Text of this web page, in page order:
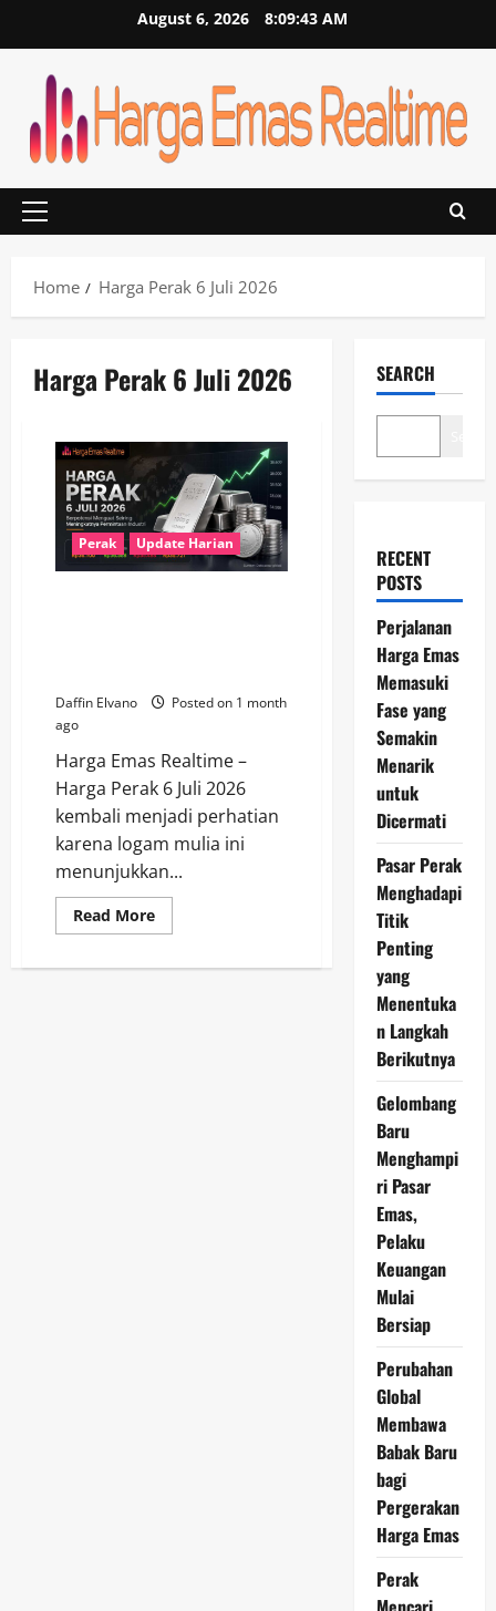
August 6, 2026 8:09:44 AM
Primary
Home
Harga Perak 6 Juli 2026
Harga Perak 6 Juli 2026
Perak Update Harian
Daffin Elvano
Posted on 1 month
ago
Harga Emas Realtime –
Harga Perak 6 Juli 2026
kembali menjadi perhatian
karena logam mulia ini
menunjukkan...
Read MoreRead
more
Perak
SEARCH
RECENT
POSTS
Perjalanan
Harga Emas
Memasuki
Fase yang
Semakin
Menarik
untuk
Dicermati
Pasar Perak
Menghadapi
Titik
Penting
yang
Menentuka
n Langkah
Berikutnya
Gelombang
Baru
Menghampi
ri Pasar
Emas,
Pelaku
Keuangan
Mulai
Bersiap
Perubahan
Global
Membawa
Babak Baru
bagi
Pergerakan
Harga Emas
Perak